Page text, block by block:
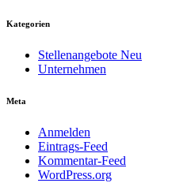
Kategorien
Stellenangebote Neu
Unternehmen
Meta
Anmelden
Eintrags-Feed
Kommentar-Feed
WordPress.org